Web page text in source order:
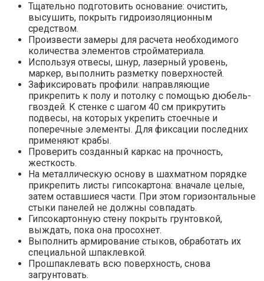
Тщательно подготовить основание: очистить,
высушить, покрыть гидроизоляционным
средством.
Произвести замеры для расчета необходимого
количества элементов стройматериала.
Используя отвесы, шнур, лазерный уровень,
маркер, выполнить разметку поверхностей.
Зафиксировать профили: направляющие
прикрепить к полу и потолку с помощью дюбель-
гвоздей. К стенке с шагом 40 см прикрутить
подвесы, на которых укрепить стоечные и
поперечные элементы. Для фиксации последних
применяют крабы.
Проверить созданный каркас на прочность,
жесткость.
На металлическую основу в шахматном порядке
прикрепить листы гипсокартона: вначале целые,
затем оставшиеся части. При этом горизонтальные
стыки панелей не должны совпадать.
Гипсокартонную стену покрыть грунтовкой,
выждать, пока она просохнет.
Выполнить армирование стыков, обработать их
специальной шпаклевкой.
Прошпаклевать всю поверхность, снова
загрунтовать.